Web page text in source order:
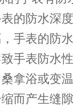
的防水深
手表的防
手表防水
拿浴或变
而产生缝